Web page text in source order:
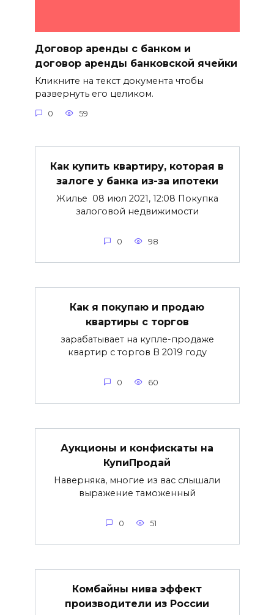
Договор аренды с банком и
договор аренды банковской ячейки
Кликните на текст документа чтобы
развернуть его целиком.
0 59
Как купить квартиру, которая в
залоге у банка из-за ипотеки
Жилье 08 июл 2021, 12:08 Покупка
залоговой недвижимости
0 98
Как я покупаю и продаю
квартиры с торгов
зарабатывает на купле-продаже
квартир с торгов В 2019 году
0 60
Аукционы и конфискаты на
КупиПродай
Наверняка, многие из вас слышали
выражение таможенный
0 51
Комбайны нива эффект
производители из России